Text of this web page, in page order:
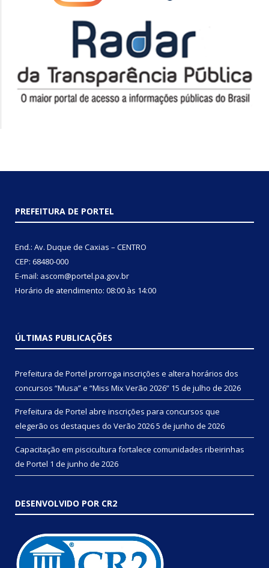
PREFEITURA DE PORTEL
End.: Av. Duque de Caxias – CENTRO
CEP: 68480-000
E-mail: ascom@portel.pa.gov.br
Horário de atendimento: 08:00 às 14:00
ÚLTIMAS PUBLICAÇÕES
Prefeitura de Portel prorroga inscrições e altera horários dos
concursos “Musa” e “Miss Mix Verão 2026” 15 de julho de 2026
Prefeitura de Portel abre inscrições para concursos que
elegerão os destaques do Verão 20265 de junho de 2026
Capacitação em piscicultura fortalece comunidades ribeirinhas
de Portel 1 de junho de 2026
DESENVOLVIDO POR CR2